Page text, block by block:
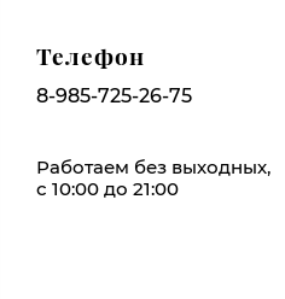
Телефон
8-985-725-26-75
Работаем без выходных,
с 10:00 до 21:00